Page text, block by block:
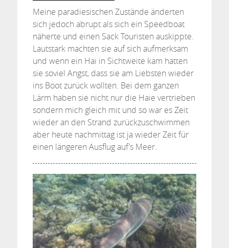
Meine paradiesischen Zustände änderten
sich jedoch abrupt als sich ein Speedboat
näherte und einen Sack Touristen auskippte.
Lautstark machten sie auf sich aufmerksam
und wenn ein Hai in Sichtweite kam hatten
sie soviel Angst, dass sie am Liebsten wieder
ins Boot zurück wollten. Bei dem ganzen
Lärm haben sie nicht nur die Haie vertrieben
sondern mich gleich mit und so war es Zeit
wieder an den Strand zurückzuschwimmen
aber heute nachmittag ist ja wieder Zeit für
einen längeren Ausflug auf’s Meer.